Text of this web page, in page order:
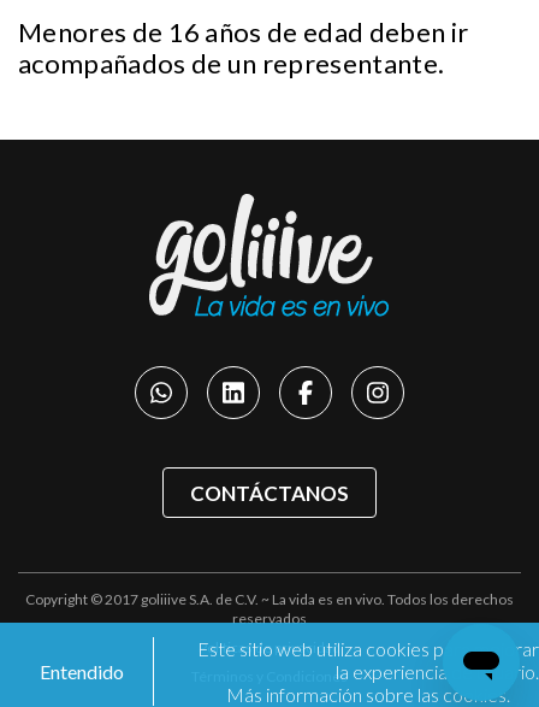
Menores de 16 años de edad deben ir
acompañados de un representante.
CONTÁCTANOS
Copyright © 2017 goliiive S.A. de C.V. ~ La vida es en vivo. Todos los derechos
reservados
Políticas de privacidad
Términos y Condiciones
Entendido
Este sitio web utiliza cookies para mejorar
la experiencia de usuario.
Más información sobre las cookies.